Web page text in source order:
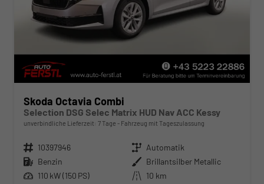
Skoda Octavia Combi
Selection DSG Selec Matrix HUD Nav ACC Kessy
unverbindliche Lieferzeit: 7 Tage Fahrzeug mit Tageszulassung
Fahrzeugnr. 10397946 Getriebe Automatik
Kraftstoff Benzin Außenfarbe Brillantsilber Metallic
Leistung 110 kW (150 PS) Kilometerstand 10 km